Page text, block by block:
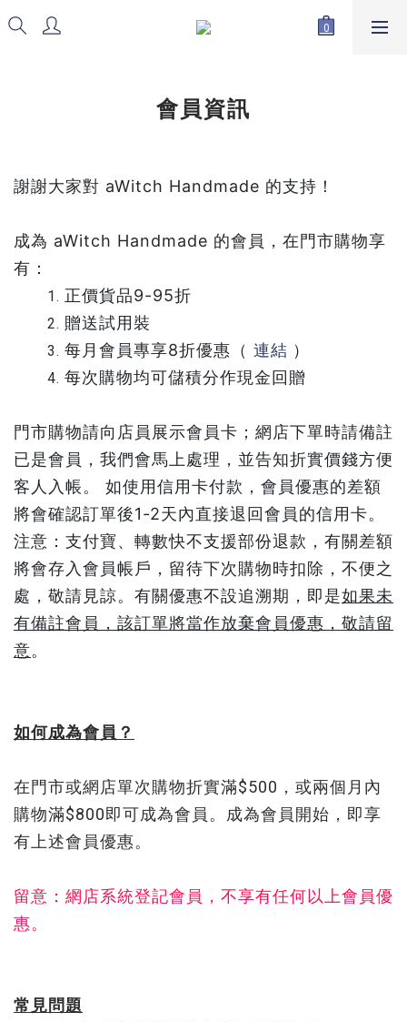
會員資訊
謝謝大家對 aWitch Handmade 的支持！
成為 aWitch Handmade 的會員，在門市購物享
有：
正價貨品9-95折
贈送試用裝
每月會員專享8折優惠（ 連結 ）
每次購物均可儲積分作現金回贈
門市購物請向店員展示會員卡；網店下單時請備註
已是會員，我們會馬上處理，並告知折實價錢方便
客人入帳。 如使用信用卡付款，會員優惠的差額
將會確認訂單後1-2天內直接退回會員的信用卡。
注意：支付寶、轉數快不支援部份退款，有關差額
將會存入會員帳戶，留待下次購物時扣除，不便之
處，敬請見諒。 有關優惠不設追溯期，即是如果未
有備註會員，該訂單將當作放棄會員優惠，敬請留
意。
如何成為會員？
在門市或網店單次購物折實滿$500，或兩個月內
購物滿$800即可成為會員。成為會員開始，即享
有上述會員優惠。
留意：網店系統登記會員，不享有任何以上會員優
惠。
常見問題